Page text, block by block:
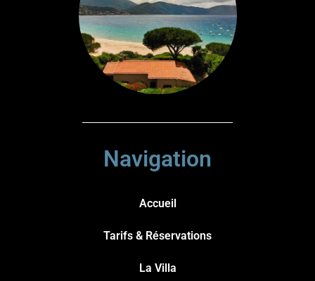
Navigation
Accueil
Tarifs & Réservations
La Villa